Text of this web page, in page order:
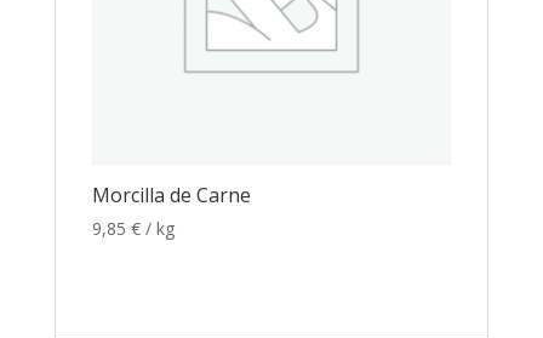
Morcilla de Carne
9,85 € / kg